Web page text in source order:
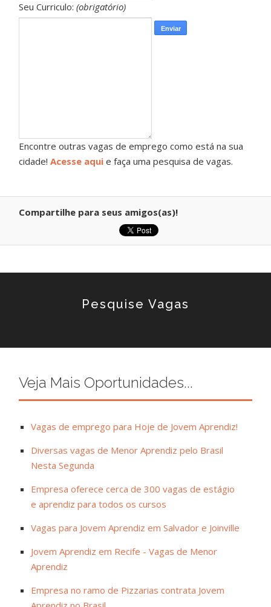
Seu Curriculo:(obrigatório)
Encontre outras vagas de emprego como está na sua
cidade!Acesse aqui e faça uma pesquisa de vagas.
Compartilhe para seus amigos(as)!
Pesquise Vagas
Veja Mais Oportunidades...
Vagas de emprego para Hoje de Jovem Aprendiz!
Diversas vagas de Menor Aprendiz pelo Brasil
Nesta Segunda
Empresa oferece cerca de 300 vagas de estágio
e aprendiz para todos os cursos
Vagas para Jovem Aprendiz em Salvador e Joinville
Jovem Aprendiz em Recife - Vagas de Menor
Aprendiz
Empresa no ramo de Pizzarias contrata Jovem